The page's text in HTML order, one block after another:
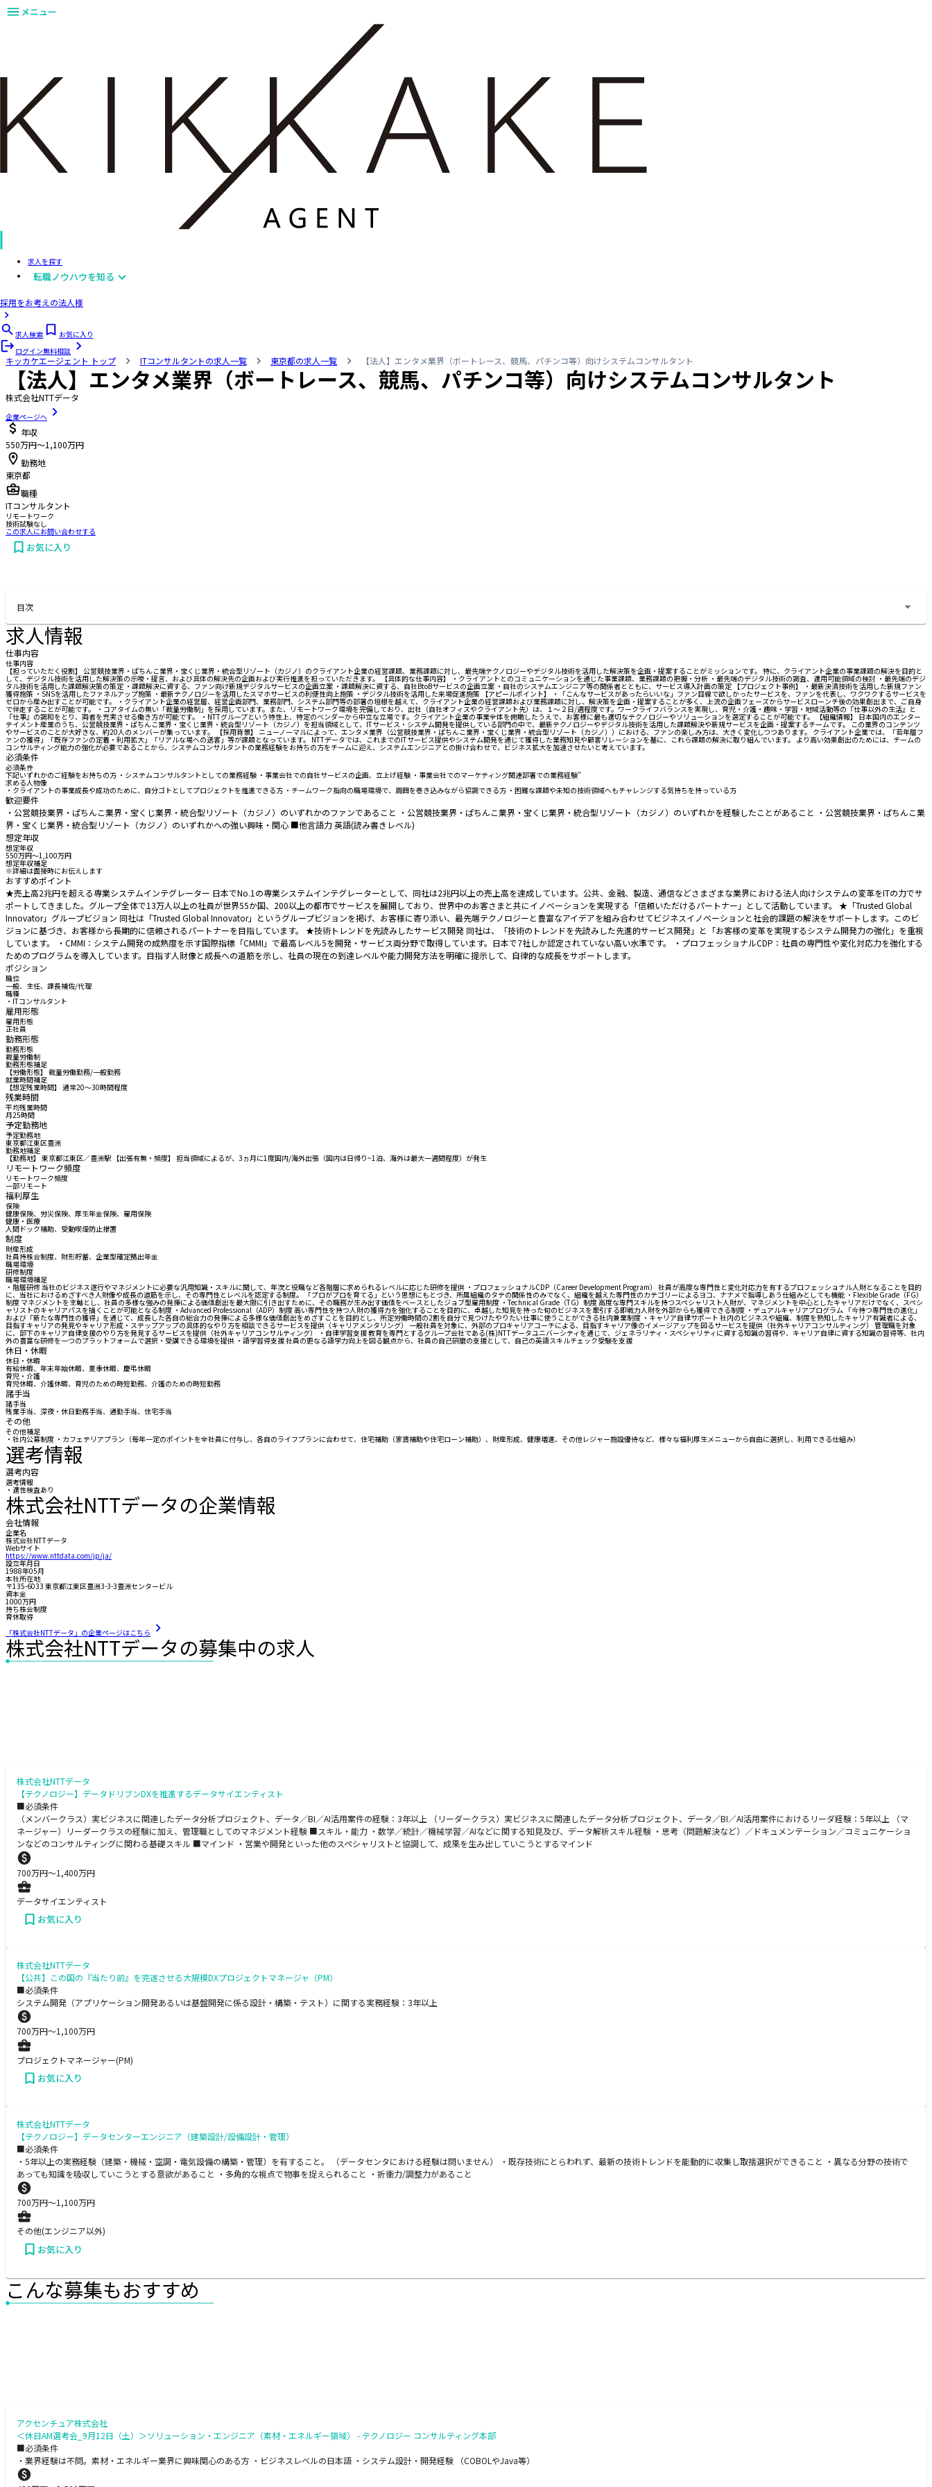
メニュー
求人を探す
転職ノウハウを知る
採用をお考えの法人様
求人検索
お気に入り
ログイン無料相談
キッカケエージェント トップ ITコンサルタントの求人一覧 東京都の求人一覧 【法人】エンタメ業界（ボートレース、競馬、パチンコ等）向けシステムコンサルタント
【法人】エンタメ業界（ボートレース、競馬、パチンコ等）向けシステムコンサルタント
株式会社NTTデータ
企業ページへ
年収
550万円〜1,100万円
勤務地
東京都
職種
ITコンサルタント
リモートワーク
技術試験なし
この求人にお問い合わせする
お気に入り
目次
求人情報
仕事内容
仕事内容
【担っていただく役割】 公営競技業界・ぱちんこ業界・宝くじ業界・統合型リゾート（カジノ）のクライアント企業の経営課題、業務課題に対し、最先端テクノロジーやデジタル技術を活用した解決策を企画・提案することがミッションです。 特に、クライアント企業の事業課題の解決を目的と
して、デジタル技術を活用した解決策の示唆・提言、および具体の解決先の企画および実行推進を担っていただきます。 【具体的な仕事内容】 ・クライアントとのコミュニケーションを通じた事業課題、業務課題の把握・分析 ・最先端のデジタル技術の調査、適用可能領域の検討 ・最先端のデジ
タル技術を活用した課題解決策の策定 ・課題解決に資する、ファン向け新規デジタルサービスの企画立案 ・課題解決に資する、自社BtoBサービスの企画立案 ・自社のシステムエンジニア等の関係者とともに、サービス導入計画の策定 【プロジェクト事例】 ・最新決済技術を活用した新規ファン
獲得施策 ・SNSを活用したファネルアップ施策 ・最新テクノロジーを活用したスマホサービスの利便性向上施策 ・デジタル技術を活用した来場促進施策 【アピールポイント】 ・「こんなサービスがあったらいいな」ファン目線で欲しかったサービスを、ファンを代表し、ワクワクするサービスを
ゼロから産み出すことが可能です。 ・クライアント企業の経営層、経営企画部門、業務部門、システム部門等の部署の垣根を越えて、クライアント企業の経営課題および業務課題に対し、解決策を企画・提案することが多く、上流の企画フェーズからサービスローンチ後の効果創出まで、ご自身
で伴走することが可能です。 ・コアタイムの無い「裁量労働制」を採用しています。また、リモートワーク環境を完備しており、出社（自社オフィスやクライアント先）は、１～２日/週程度です。ワークライフバランスを実現し、育児・介護・趣味・学習・地域活動等の『仕事以外の生活』と
『仕事』の調和をとり、両者を充実させる働き方が可能です。 ・NTTグループという特性上、特定のベンダーから中立な立場です。クライアント企業の事業全体を俯瞰したうえで、お客様に最も適切なテクノロジーやソリューションを選定することが可能です。 【組織情報】 日本国内のエンター
テイメント産業のうち、公営競技業界・ぱちんこ業界・宝くじ業界・統合型リゾート（カジノ）を担当領域として、ITサービス・システム開発を提供している部門の中で、最新テクノロジーやデジタル技術を活用した課題解決や新規サービスを企画・提案するチームです。 この業界のコンテンツ
やサービスのことが大好きな、約20人のメンバーが集っています。 【採用背景】 ニューノーマルによって、エンタメ業界（公営競技業界・ぱちんこ業界・宝くじ業界・統合型リゾート（カジノ））における、ファンの楽しみ方は、大きく変化しつつあります。 クライアント企業では、「若年層フ
ァンの獲得」「既存ファンの定着・利用拡大」「リアルな場への送客」等が課題となっています。 NTTデータでは、これまでのITサービス提供やシステム開発を通じて獲得した業務知見や顧客リレーションを基に、これら課題の解決に取り組んでいます。 より高い効果創出のためには、チームの
コンサルティング能力の強化が必要であることから、システムコンサルタントの業務経験をお持ちの方をチームに迎え、システムエンジニアとの掛け合わせで、ビジネス拡大を加速させたいと考えています。
必須条件
必須条件
下記いずれかのご経験をお持ちの方 ・システムコンサルタントとしての業務経験 ・事業会社での自社サービスの企画、立上げ経験 ・事業会社でのマーケティング関連部署での業務経験"
求める人物像
・クライアントの事業成長や成功のために、自分ゴトとしてプロジェクトを推進できる方 ・チームワーク指向の職場環境で、周囲を巻き込みながら協調できる方 ・困難な課題や未知の技術領域へもチャレンジする気持ちを持っている方
歓迎要件
・公営競技業界・ぱちんこ業界・宝くじ業界・統合型リゾート（カジノ）のいずれかのファンであること ・公営競技業界・ぱちんこ業界・宝くじ業界・統合型リゾート（カジノ）のいずれかを経験したことがあること ・公営競技業界・ぱちんこ業
界・宝くじ業界・統合型リゾート（カジノ）のいずれかへの強い興味・関心 ■他言語力 英語(読み書きレベル)
想定年収
想定年収
550万円〜1,100万円
想定年収補足
※詳細は面接時にお伝えします
おすすめポイント
★売上高2兆円を超える専業システムインテグレーター 日本でNo.1の専業システムインテグレーターとして、同社は2兆円以上の売上高を達成しています。公共、金融、製造、通信などさまざまな業界における法人向けシステムの変革をITの力でサ
ポートしてきました。グループ全体で13万人以上の社員が世界55か国、200以上の都市でサービスを展開しており、世界中のお客さまと共にイノベーションを実現する「信頼いただけるパートナー」として活動しています。 ★「Trusted Global
Innovator」グループビジョン 同社は「Trusted Global Innovator」というグループビジョンを掲げ、お客様に寄り添い、最先端テクノロジーと豊富なアイデアを組み合わせてビジネスイノベーションと社会的課題の解決をサポートします。このビ
ジョンに基づき、お客様から長期的に信頼されるパートナーを目指しています。 ★技術トレンドを先読みしたサービス開発 同社は、「技術のトレンドを先読みした先進的サービス開発」と「お客様の変革を実現するシステム開発力の強化」を重視
しています。 ・CMMI：システム開発の成熟度を示す国際指標「CMMI」で最高レベル5を開発・サービス両分野で取得しています。日本で7社しか認定されていない高い水準です。 ・プロフェッショナルCDP：社員の専門性や変化対応力を強化する
ためのプログラムを導入しています。目指す人財像と成長への道筋を示し、社員の現在の到達レベルや能力開発方法を明確に提示して、自律的な成長をサポートします。
ポジション
職位
一般、主任、課長補佐/代理
職種
・ITコンサルタント
雇用形態
雇用形態
正社員
勤務形態
勤務形態
裁量労働制
勤務形態補足
【労働形態】 裁量労働勤務/一般勤務
就業時間補足
【想定残業時間】 通常20～30時間程度
残業時間
平均残業時間
月25時間
予定勤務地
予定勤務地
東京都江東区豊洲
勤務地補足
【勤務地】 東京都江東区／豊洲駅 【出張有無・頻度】 担当領域によるが、3ヵ月に1度国内/海外出張（国内は日帰り~1泊、海外は最大一週間程度）が発生
リモートワーク頻度
リモートワーク頻度
一部リモート
福利厚生
保険
健康保険、労災保険、厚生年金保険、雇用保険
健康・医療
人間ドック補助、受動喫煙防止措置
制度
財産形成
社員持株会制度、財形貯蓄、企業型確定拠出年金
職場環境
研修制度
職場環境補足
・階層研修 当社のビジネス遂行やマネジメントに必要な汎用知識・スキルに関して、年次と役職など各階層に求められるレベルに応じた研修を提供 ・プロフェッショナルCDP（Career Development Program） 社員が高度な専門性と変化対応力を有するプロフェッショナル人財となることを目的
に、当社におけるめざすべき人財像や成長の道筋を示し、その専門性とレベルを認定する制度。 「プロがプロを育てる」という思想にもとづき、所属組織のタテの関係性のみでなく、組織を越えた専門性のカテゴリーによるヨコ、ナナメで指導しあう仕組みとしても機能 ・Flexible Grade（FG）
制度 マネジメントを主軸とし、社員の多様な強みの発揮による価値創出を最大限に引き出すために、その職務が生み出す価値をベースとしたジョブ型雇用制度 ・Technical Grade（TG）制度 高度な専門スキルを持つスペシャリスト人財が、マネジメントを中心としたキャリアだけでなく、スペシ
ャリストのキャリアパスを描くことが可能となる制度 ・Advanced Professional（ADP）制度 高い専門性を持つ人財の獲得力を強化することを目的に、卓越した知見を持った旬のビジネスを牽引する即戦力人財を外部からも獲得できる制度 ・デュアルキャリアプログラム 「今持つ専門性の進化」
および「新たな専門性の獲得」を通じて、成長した各自の総合力の発揮による多様な価値創出をめざすことを目的とし、所定労働時間の2割を自分で見つけたやりたい仕事に使うことができる社内兼業制度 ・キャリア自律サポート 社内のビジネスや組織、制度を熟知したキャリア有識者による、
目指すキャリアの発見やキャリア形成・ステップアップの具体的なやり方を相談できるサービスを提供（キャリアメンタリング） 一般社員を対象に、外部のプロキャリアコーチによる、目指すキャリア像のイメージアップを図るサービスを提供（社外キャリアコンサルティング） 管理職を対象
に、部下のキャリア自律支援のやり方を発見するサービスを提供（社外キャリアコンサルティング） ・自律学習支援 教育を専門とするグループ会社である(株)NTTデータユニバーシティを通じて、ジェネラリティ・スペシャリティに資する知識の習得や、キャリア自律に資する知識の習得等、社内
外の豊富な研修を一つのプラットフォームで選択・受講できる環境を提供 ・語学習得支援 社員の更なる語学力向上を図る観点から、社員の自己研磨の支援として、自己の英語スキルチェック受験を支援
休日・休暇
休日・休暇
有給休暇、年末年始休暇、夏季休暇、慶弔休暇
育児・介護
育児休暇、介護休暇、育児のための時短勤務、介護のための時短勤務
諸手当
諸手当
残業手当、深夜・休日勤務手当、通勤手当、住宅手当
その他
その他補足
・社内公募制度 ・カフェテリアプラン（毎年一定のポイントを全社員に付与し、各自のライフプランに合わせて、住宅補助（家賃補助や住宅ローン補助）、財産形成、健康増進、その他レジャー施設優待など、様々な福利厚生メニューから自由に選択し、利用できる仕組み）
選考情報
選考内容
選考情報
・適性検査あり
株式会社NTTデータの企業情報
会社情報
企業名
株式会社NTTデータ
Webサイト
https://www.nttdata.com/jp/ja/
設立年月日
1988年05月
本社所在地
〒135-6033 東京都江東区豊洲3-3-3豊洲センタービル
資本金
1000万円
持ち株会制度
育休取得
「株式会社NTTデータ」の企業ページはこちら
株式会社NTTデータの募集中の求人
株式会社NTTデータ
【テクノロジー】データドリブンDXを推進するデータサイエンティスト
■必須条件
（メンバークラス）実ビジネスに関連したデータ分析プロジェクト、データ／BI／AI活用案件の経験：3年以上 （リーダークラス）実ビジネスに関連したデータ分析プロジェクト、データ／BI／AI活用案件におけるリーダ経験：5年以上 （マ
ネージャー）リーダークラスの経験に加え、管理職としてのマネジメント経験 ■スキル・能力 ・数学／統計／機械学習／AIなどに関する知見及び、データ解析スキル経験 ・思考（問題解決など）／ドキュメンテーション／コミュニケーショ
ンなどのコンサルティングに関わる基礎スキル ■マインド ・営業や開発といった他のスペシャリストと協調して、成果を生み出していこうとするマインド
700万円〜1,400万円
データサイエンティスト
お気に入り
株式会社NTTデータ
【公共】この国の『当たり前』を完遂させる大規模DXプロジェクトマネージャ（PM）
■必須条件
システム開発（アプリケーション開発あるいは基盤開発に係る設計・構築・テスト）に関する実務経験：3年以上
700万円〜1,100万円
プロジェクトマネージャー(PM)
お気に入り
株式会社NTTデータ
【テクノロジー】データセンターエンジニア（建築設計/設備設計・管理）
■必須条件
・5年以上の実務経験（建築・機械・空調・電気設備の構築・管理）を有すること。 （データセンタにおける経験は問いません） ・既存技術にとらわれず、最新の技術トレンドを能動的に収集し取捨選択ができること ・異なる分野の技術で
あっても知識を吸収していこうとする意欲があること ・多角的な視点で物事を捉えられること ・折衝力/調整力があること
700万円〜1,100万円
その他(エンジニア以外)
お気に入り
こんな募集もおすすめ
アクセンチュア株式会社
＜休日AM選考会_9月12日（土）＞ソリューション・エンジニア（素材・エネルギー領域） - テクノロジー コンサルティング本部
■必須条件
・業界経験は不問。素材・エネルギー業界に興味関心のある方 ・ビジネスレベルの日本語 ・システム設計・開発経験 （COBOLやJava等）